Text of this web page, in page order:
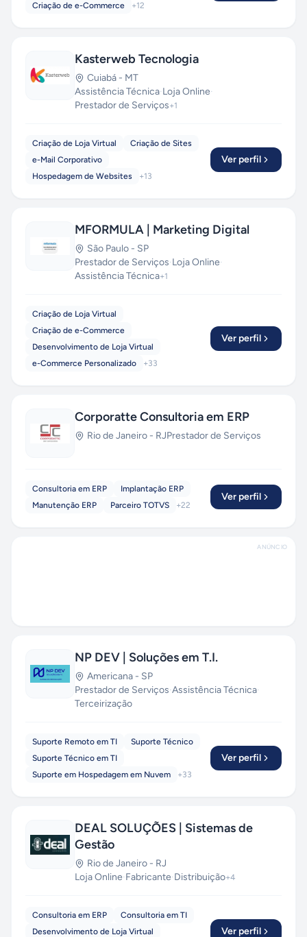
Criação de e-Commerce
+12
Kasterweb Tecnologia
Cuiabá - MT
Assistência Técnica·Loja Online·
Prestador de Serviços+1
Criação de Loja Virtual
Criação de Sites
e-Mail Corporativo
Hospedagem de Websites
+13
Ver perfil
MFORMULA | Marketing Digital
São Paulo - SP
Prestador de Serviços·Loja Online·
Assistência Técnica+1
Criação de Loja Virtual
Criação de e-Commerce
Desenvolvimento de Loja Virtual
e-Commerce Personalizado
+33
Ver perfil
Corporatte Consultoria em ERP
Rio de Janeiro - RJPrestador de Serviços
Consultoria em ERP
Implantação ERP
Manutenção ERP
Parceiro TOTVS +22
Ver perfil
ANÚNCIO
NP DEV | Soluções em T.I.
Americana - SP
Prestador de Serviços·Assistência Técnica·
Terceirização
Suporte Remoto em TI
Suporte Técnico
Suporte Técnico em TI
Suporte em Hospedagem em Nuvem
+33
Ver perfil
DEAL SOLUÇÕES | Sistemas de
Gestão
Rio de Janeiro - RJ
Loja Online·Fabricante·Distribuição+4
Consultoria em ERP
Consultoria em TI
Desenvolvimento de Loja Virtual
Ver perfil